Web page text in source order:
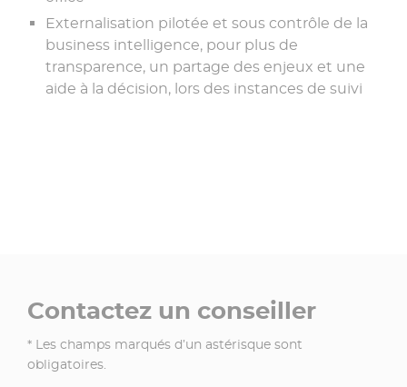
Externalisation pilotée et sous contrôle de la
business intelligence, pour plus de
transparence, un partage des enjeux et une
aide à la décision, lors des instances de suivi
Contactez un conseiller
* Les champs marqués d’un astérisque sont
obligatoires.